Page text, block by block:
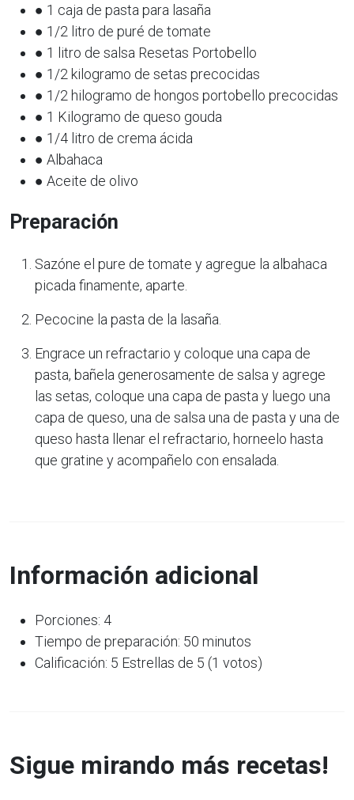
● 1 caja de pasta para lasaña
● 1/2 litro de puré de tomate
● 1 litro de salsa Resetas Portobello
● 1/2 kilogramo de setas precocidas
● 1/2 hilogramo de hongos portobello precocidas
● 1 Kilogramo de queso gouda
● 1/4 litro de crema ácida
● Albahaca
● Aceite de olivo
Preparación
Sazóne el pure de tomate y agregue la albahaca
picada finamente, aparte.
Pecocine la pasta de la lasaña.
Engrace un refractario y coloque una capa de
pasta, bañela generosamente de salsa y agrege
las setas, coloque una capa de pasta y luego una
capa de queso, una de salsa una de pasta y una de
queso hasta llenar el refractario, horneelo hasta
que gratine y acompañelo con ensalada.
Información adicional
Porciones: 4
Tiempo de preparación: 50 minutos
Calificación: 5 Estrellas de 5 (1 votos)
Sigue mirando más recetas!